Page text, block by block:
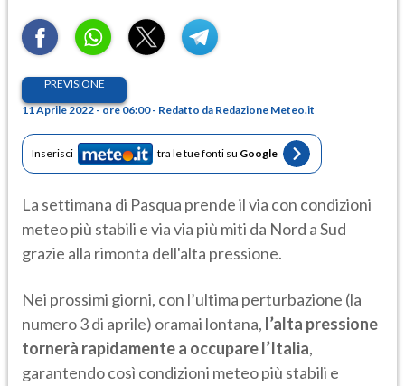
PREVISIONE
11 Aprile 2022 - ore 06:00 - Redatto da Redazione Meteo.it
Inserisci tra le tue fonti su Google
La settimana di Pasqua prende il via con condizioni
meteo più stabili e via via più miti da Nord a Sud
grazie alla rimonta dell'alta pressione.
Nei prossimi giorni, con l’ultima perturbazione (la
numero 3 di aprile) oramai lontana, l’alta pressione
tornerà rapidamente a occupare l’Italia,
garantendo così condizioni meteo più stabili e